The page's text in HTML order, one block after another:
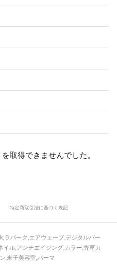
取得できませんでした。
特定商取引法に基づく表記
ラパーク,エアウェーブ,デジタルパー
イル,アンチエイジング,カラー,香草カ
,米子美容室,パーマ